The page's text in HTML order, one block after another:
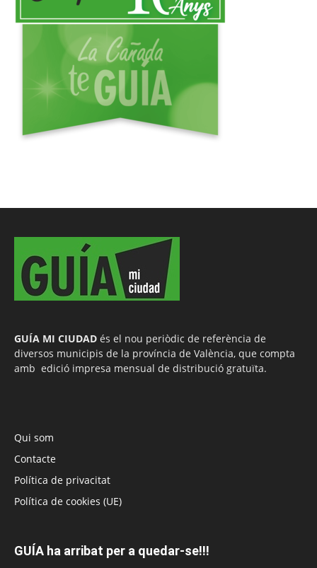
GUÍA MI CIUDAD és el nou periòdic de referència de
diversos municipis de la província de València, que compta
amb edició impresa mensual de distribució gratuïta.
Qui som
Contacte
Política de privacitat
Política de cookies (UE)
GUÍA ha arribat per a quedar-se!!!